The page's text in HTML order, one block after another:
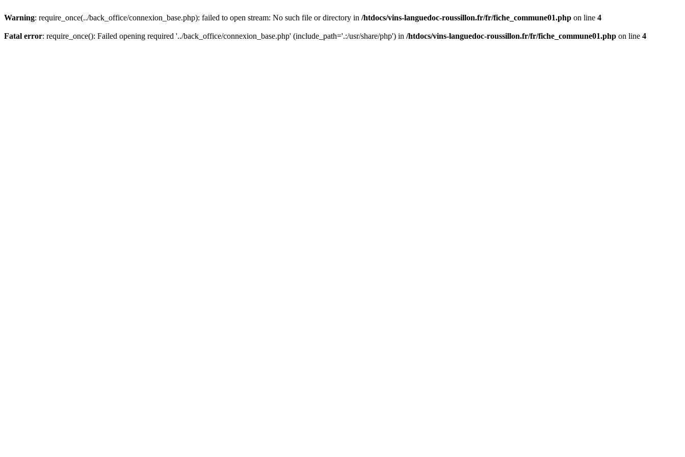
Warning: require_once(../back_office/connexion_base.php): failed to open stream: No such file or directory in /htdocs/vins-languedoc-roussillon.fr/fr/fiche_commune01.php on line 4
Fatal error: require_once(): Failed opening required '../back_office/connexion_base.php' (include_path='.:/usr/share/php') in /htdocs/vins-languedoc-roussillon.fr/fr/fiche_commune01.php on line 4